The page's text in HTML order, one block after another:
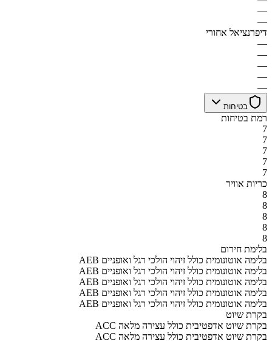
—
—
דיפרנציאל אחורי
—
—
—
—
—
בטיחות
רמת בטיחות
7
7
7
7
7
כריות אוויר
8
8
8
8
8
בלימת חירום
AEB בלימה אוטונומית כולל זיהוי הולכי רגל ואופניים
AEB בלימה אוטונומית כולל זיהוי הולכי רגל ואופניים
AEB בלימה אוטונומית כולל זיהוי הולכי רגל ואופניים
AEB בלימה אוטונומית כולל זיהוי הולכי רגל ואופניים
AEB בלימה אוטונומית כולל זיהוי הולכי רגל ואופניים
בקרת שיוט
ACC בקרת שיוט אדפטיבית כולל עצירה מלאה
ACC בקרת שיוט אדפטיבית כולל עצירה מלאה